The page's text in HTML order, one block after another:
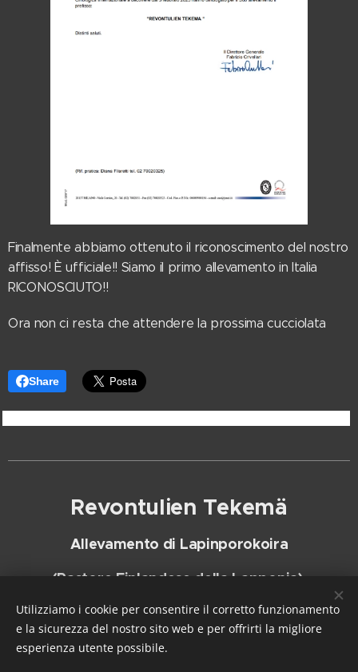
Finalmente abbiamo ottenuto il riconoscimento del nostro
affisso! È ufficiale!! Siamo il primo allevamento in Italia
RICONOSCIUTO!!
Ora non ci resta che attendere la prossima cucciolata ♥️
Share
Revontulien Tekemä
Allevamento di Lapinporokoira
(Pastore Finlandese della Lapponia)
Tel.:+39 3515932223
Creato conWebnode
Utilizziamo i cookie per consentire il corretto funzionamento
e la sicurezza del nostro sito web e per offrirti la migliore
esperienza utente possibile.